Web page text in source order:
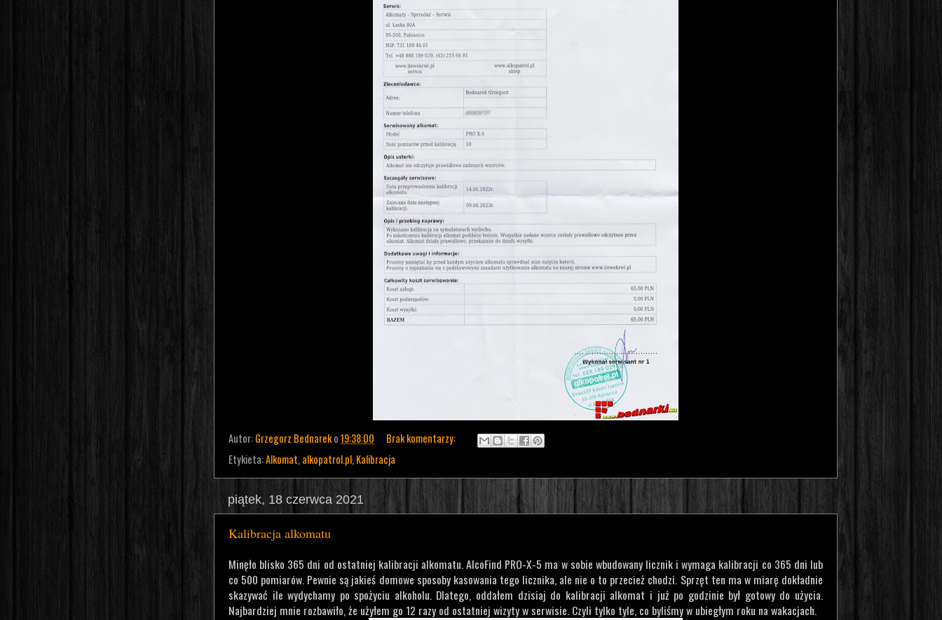
Autor:Grzegorz Bednareko19:38:00
Brak komentarzy:
Etykieta:Alkomat, alkopatrol.pl, Kalibracja
piątek, 18 czerwca 2021
Kalibracja alkomatu
Minęło blisko 365 dni od ostatniej kalibracji alkomatu. AlcoFind PRO-X-5 ma w sobie wbudowany licznik i wymaga kalibracji co 365 dni lub
co 500 pomiarów. Pewnie są jakieś domowe sposoby kasowania tego licznika, ale nie o to przecież chodzi. Sprzęt ten ma w miarę dokładnie
skazywać ile wydychamy po spożyciu alkoholu. Dlatego, oddałem dzisiaj do kalibracji alkomat i już po godzinie był gotowy do użycia.
Najbardziej mnie rozbawiło, że użyłem go 12 razy od ostatniej wizyty w serwisie. Czyli tylko tyle, co byliśmy w ubiegłym roku na wakacjach.